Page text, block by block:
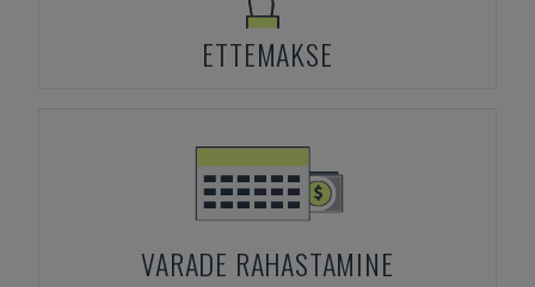
ETTEMAKSE
VARADE RAHASTAMINE